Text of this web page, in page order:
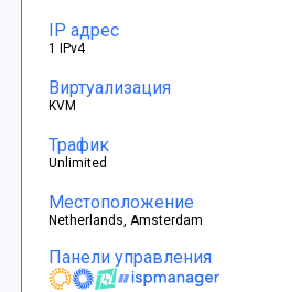
IP адрес
1 IPv4
Виртуализация
KVM
Трафик
Unlimited
Местоположение
Netherlands, Amsterdam
Панели управления